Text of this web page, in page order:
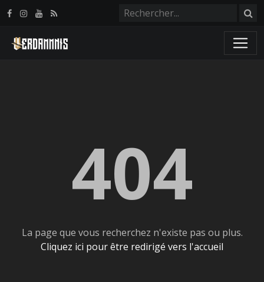
404
La page que vous recherchez n'existe pas ou plus.
Cliquez ici pour être redirigé vers l'accueil
Panneau de gestion des cookies